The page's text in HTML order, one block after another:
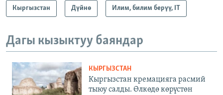
Кыргызстан Дүйнө Илим, билим берүү, IT
Дагы кызыктуу баяндар
КЫРГЫЗСТАН
Кыргызстан кремацияга расмий
тыюу салды. Өлкөдө көрүстөн